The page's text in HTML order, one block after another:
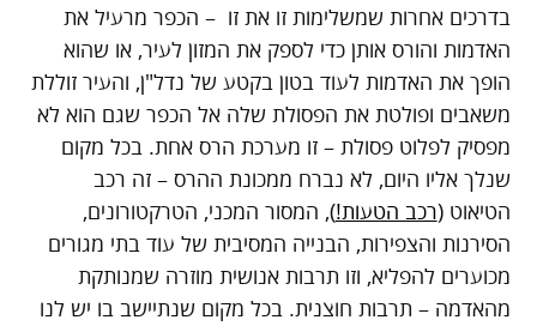
בדרכים אחרות שמשלימות זו את זו – הכפר מרעיל את
האדמות והורס אותן כדי לספק את המזון לעיר, או שהוא
הופך את האדמות לעוד בטון בקטע של נדל"ן, והעיר זוללת
משאבים ופולטת את הפסולת שלה אל הכפר שגם הוא לא
מפסיק לפלוט פסולת – זו מערכת הרס אחת. בכל מקום
שנלך אליו היום, לא נברח ממכונת ההרס – זה רכב
הטיאוט (רכב הטעות!), המסור המכני, הטרקטורונים,
הסירנות והצפירות, הבנייה המסיבית של עוד בתי מגורים
מכוערים להפליא, וזו תרבות אנושית מוזרה שמנותקת
מהאדמה – תרבות חוצנית. בכל מקום שנתיישב בו יש לנו